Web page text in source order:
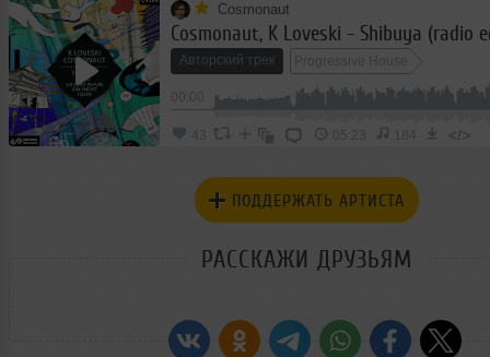
Cosmonaut
Cosmonaut, K Loveski - Shibuya (radio
Авторский трек Progressive House
00:00
43 05:23 184 </>
ПОДДЕРЖАТЬ АРТИСТА
РАССКАЖИ ДРУЗЬЯМ